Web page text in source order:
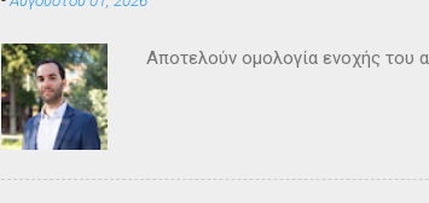
Αποτελούν ομολογία ενοχής του